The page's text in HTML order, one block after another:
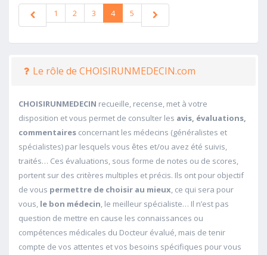
1 2 3 4 5
Le rôle de CHOISIRUNMEDECIN.com
CHOISIRUNMEDECIN recueille, recense, met à votre
disposition et vous permet de consulter les avis, évaluations,
commentaires concernant les médecins (généralistes et
spécialistes) par lesquels vous êtes et/ou avez été suivis,
traités… Ces évaluations, sous forme de notes ou de scores,
portent sur des critères multiples et précis. Ils ont pour objectif
de vous permettre de choisir au mieux, ce qui sera pour
vous, le bon médecin, le meilleur spécialiste… Il n’est pas
question de mettre en cause les connaissances ou
compétences médicales du Docteur évalué, mais de tenir
compte de vos attentes et vos besoins spécifiques pour vous